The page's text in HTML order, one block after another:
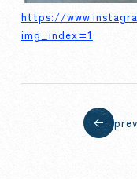
https://
img_index=1
prev